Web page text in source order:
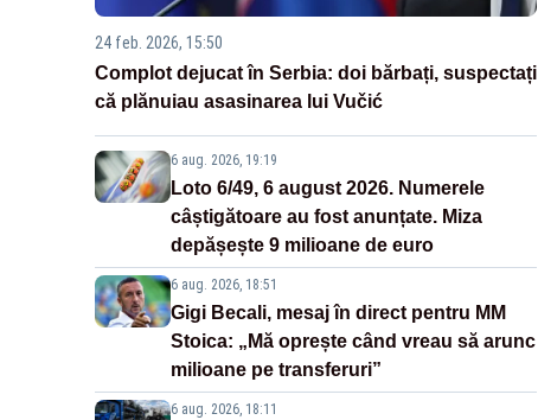
24 feb. 2026, 15:50
Complot dejucat în Serbia: doi bărbați, suspectați
că plănuiau asasinarea lui Vučić
6 aug. 2026, 19:19
Loto 6/49, 6 august 2026. Numerele
câștigătoare au fost anunțate. Miza
depășește 9 milioane de euro
6 aug. 2026, 18:51
Gigi Becali, mesaj în direct pentru MM
Stoica: „Mă oprește când vreau să arunc
milioane pe transferuri”
6 aug. 2026, 18:11